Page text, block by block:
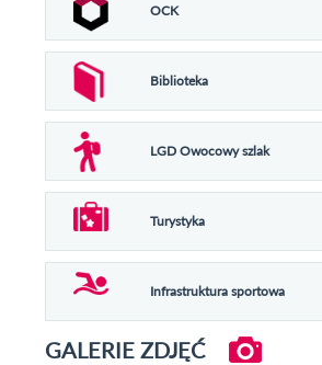
OCK
Biblioteka
LGD Owocowy szlak
Turystyka
Infrastruktura sportowa
GALERIE ZDJĘĆ